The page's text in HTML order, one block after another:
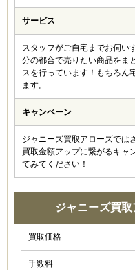
サービス
スタッフがご自宅までお伺い
分の都合で売りたい商品をま
スを行っています！もちろん
ます。
キャンペーン
ジャニーズ買取アローズでは
買取金額アップに繋がるキャ
てみてください！
ジャニーズ買
買取価格
手数料